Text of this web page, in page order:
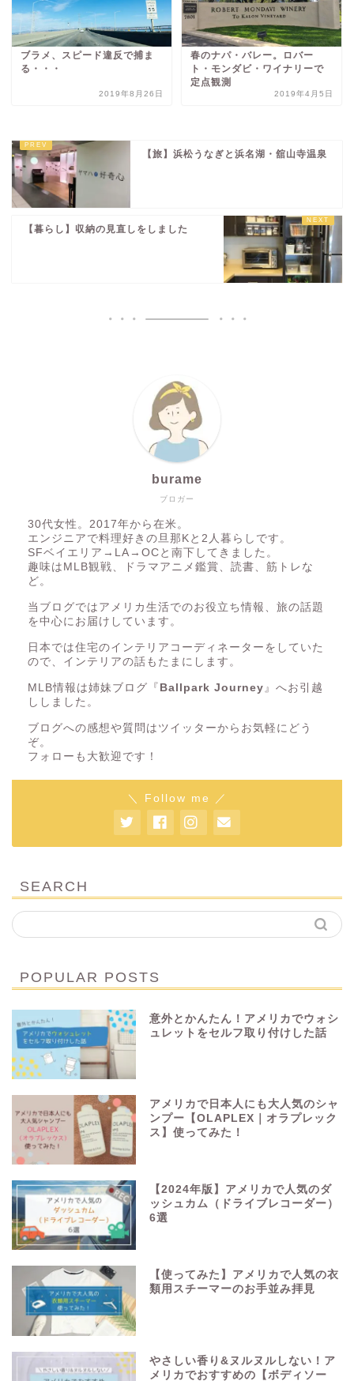
ブラメ、スピード違反で捕ま
る・・・
2019年8月26日
春のナパ・バレー。ロバー
ト・モンダビ・ワイナリーで
定点観測
2019年4月5日
【旅】浜松うなぎと浜名湖・舘山寺温泉
【暮らし】収納の見直しをしました
ブロガー
burame
30代女性。2017年から在米。
エンジニアで料理好きの旦那Kと2人暮らしです。
SFベイエリア→LA→OCと南下してきました。
趣味はMLB観戦、ドラマアニメ鑑賞、読書、筋トレな
ど。
当ブログではアメリカ生活でのお役立ち情報、旅の話題
を中心にお届けしています。
日本では住宅のインテリアコーディネーターをしていた
ので、インテリアの話もたまにします。
MLB情報は姉妹ブログ『 Ballpark Journey 』へお引越
ししました。
ブログへの感想や質問はツイッターからお気軽にどう
ぞ。
フォローも大歓迎です！
＼ Follow me ／
SEARCH
POPULAR POSTS
意外とかんたん！アメリカでウォシ
ュレットをセルフ取り付けした話
アメリカで日本人にも大人気のシャ
ンプー【OLAPLEX｜オラプレック
ス】使ってみた！
【2024年版】アメリカで人気のダ
ッシュカム（ドライブレコーダー）
6選
【使ってみた】アメリカで人気の衣
類用スチーマーのお手並み拝見
やさしい香り&ヌルヌルしない！ア
メリカでおすすめの【ボディソー